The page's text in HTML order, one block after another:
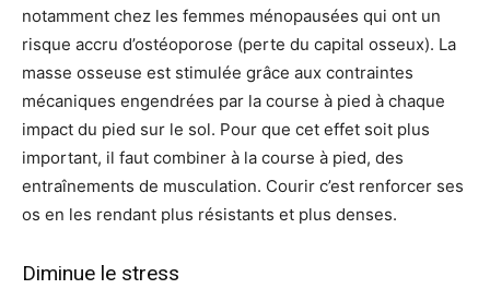
notamment chez les femmes ménopausées qui ont un
risque accru d’ostéoporose (perte du capital osseux). La
masse osseuse est stimulée grâce aux contraintes
mécaniques engendrées par la course à pied à chaque
impact du pied sur le sol. Pour que cet effet soit plus
important, il faut combiner à la course à pied, des
entraînements de musculation. Courir c’est renforcer ses
os en les rendant plus résistants et plus denses.
Diminue le stress